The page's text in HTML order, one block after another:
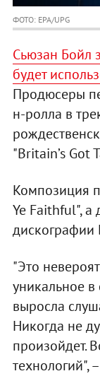
ФОТО: EPA/UPG
Сьюзан Бойл
будет
Продюсеры
н-ролла в
"Britain’s Got
Композиция
Ye Faithful", а
дискографии
"Это
уникальное
выросла
Никогда не
произойдет.
технологий",